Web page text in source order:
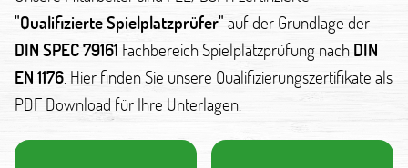
"Qualifizierte Spielplatzprüfer" auf der Grundlage der
DIN SPEC 79161 Fachbereich Spielplatzprüfung nach DIN
EN 1176 . Hier finden Sie unsere Qualifizierungszertifikate als
PDF Download für Ihre Unterlagen.